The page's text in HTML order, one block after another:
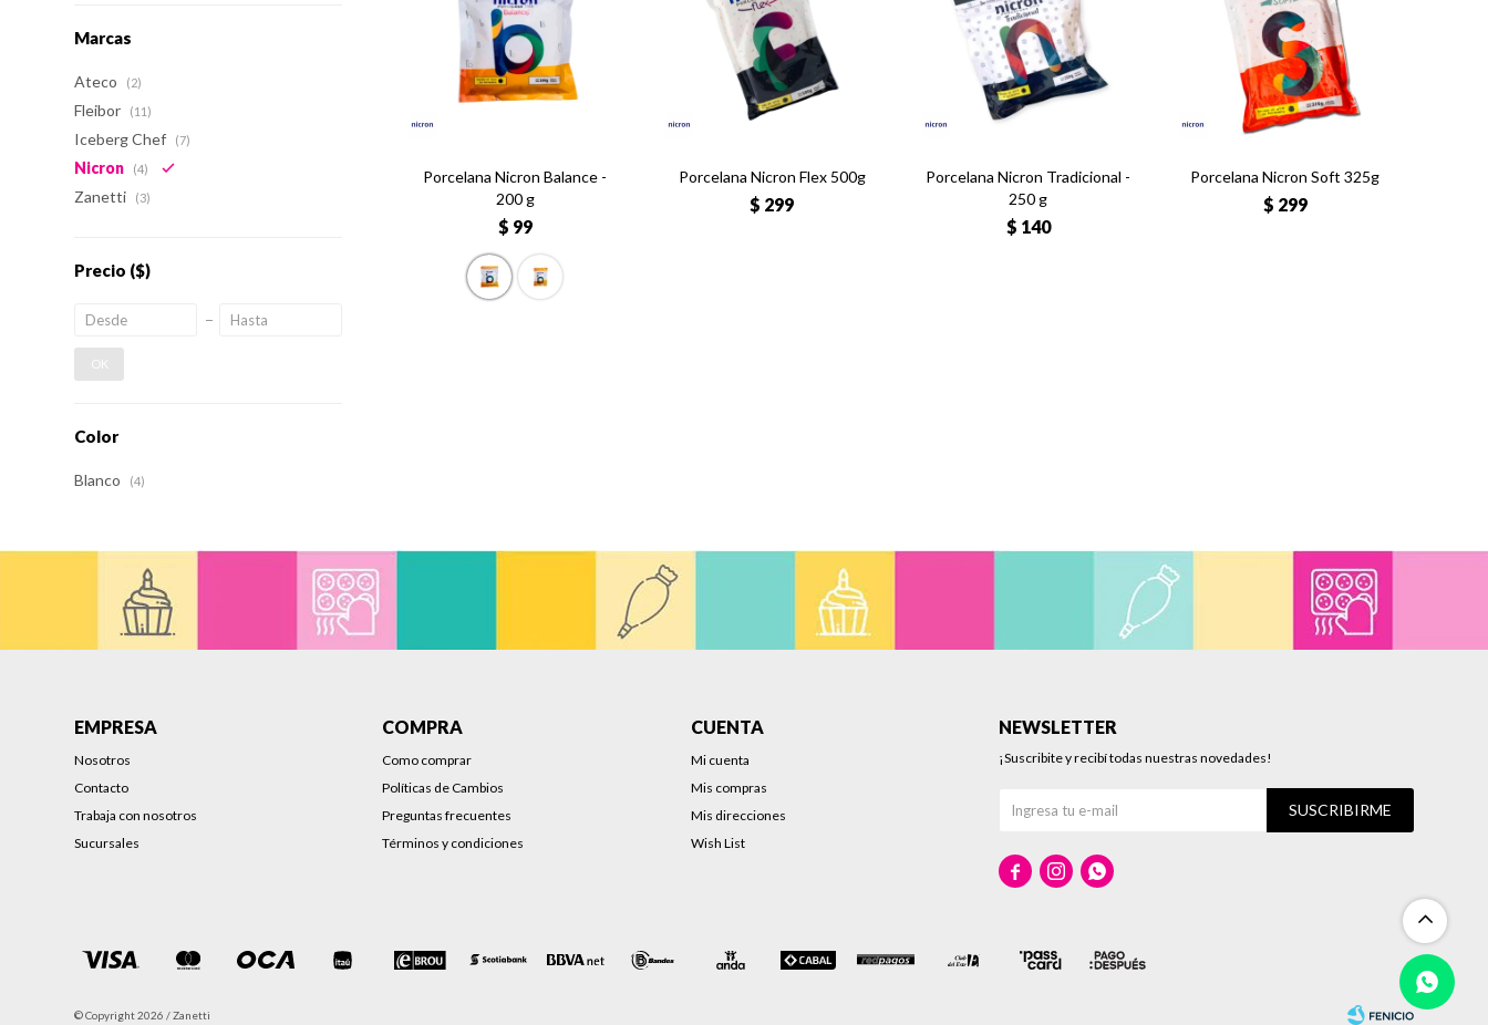
Porcelana Nicron Balance -
200 g
$ 99
Porcelana Nicron Flex 500g
$ 299
Porcelana Nicron Tradicional -
250 g
$ 140
Porcelana Nicron Soft 325g
$ 299
Marcas
Ateco (2)
Fleibor (11)
Iceberg Chef (7)
Nicron (4)
Zanetti (3)
Precio ($)
OK
Color
Blanco (4)
EMPRESA
Nosotros
Contacto
Trabaja con nosotros
Sucursales
COMPRA
Como comprar
Políticas de Cambios
Preguntas frecuentes
Términos y condiciones
CUENTA
Mi cuenta
Mis compras
Mis direcciones
Wish List
NEWSLETTER
¡Suscribite y recibí todas nuestras novedades!
SUSCRIBIRME
  
© Copyright 2026 / Zanetti